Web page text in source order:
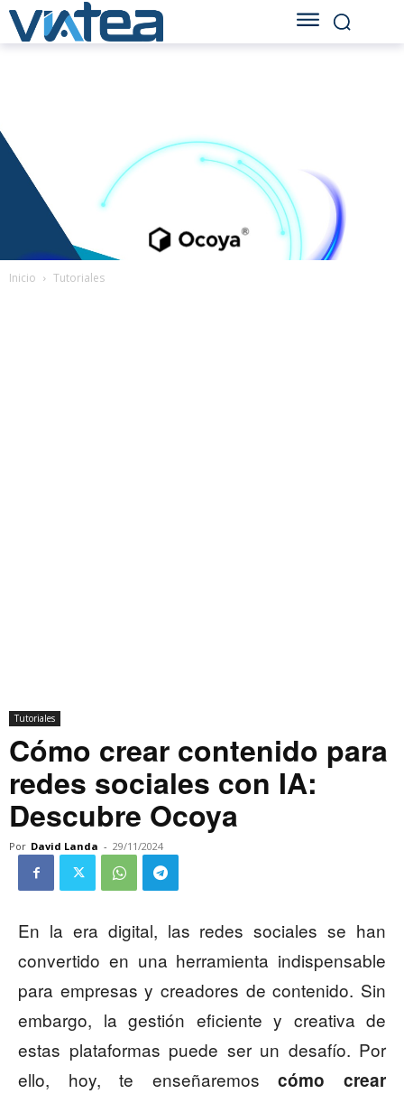
Inicio Tutoriales
Tutoriales
Cómo crear contenido para
redes sociales con IA:
Descubre Ocoya
Por David Landa - 29/11/2024
En la era digital, las redes sociales se han
convertido en una herramienta indispensable
para empresas y creadores de contenido. Sin
embargo, la gestión eficiente y creativa de
estas plataformas puede ser un desafío. Por
ello, hoy, te enseñaremoscómo crear